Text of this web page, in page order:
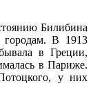
Билибина
городам. В 1913
в Греции,
в Париже.
у них